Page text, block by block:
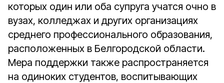
которых один или оба супруга учатся очно в
вузах, колледжах и других организациях
среднего профессионального образования,
расположенных в Белгородской области.
Мера поддержки также распространяется
на одиноких студентов, воспитывающих